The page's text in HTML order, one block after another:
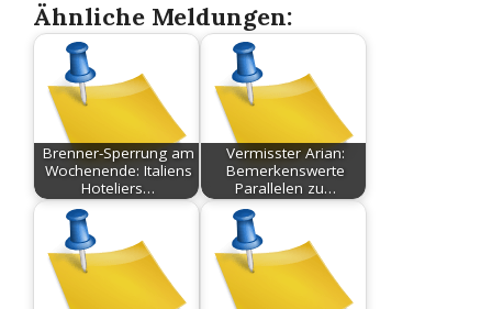
Ähnliche Meldungen:
Brenner-Sperrung am
Wochenende: Italiens
Hoteliers…
Vermisster Arian:
Bemerkenswerte
Parallelen zu…